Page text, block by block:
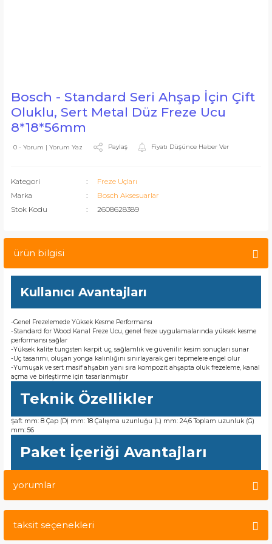
Bosch - Standard Seri Ahşap İçin Çift
Oluklu, Sert Metal Düz Freze Ucu
8*18*56mm
0 - Yorum | Yorum Yaz Paylaş Fiyatı Düşünce Haber Ver
Kategori
Freze Uçları
Marka
Bosch Aksesuarlar
Stok Kodu
2608628389
ürün bilgisi
Kullanıcı Avantajları
-Genel Frezelemede Yüksek Kesme Performansı
-Standard for Wood Kanal Freze Ucu, genel freze uygulamalarında yüksek kesme
performansı sağlar
-Yüksek kalite tungsten karpit uç, sağlamlık ve güvenilir kesim sonuçları sunar
-Uç tasarımı, oluşan yonga kalınlığını sınırlayarak geri tepmelere engel olur
-Yumuşak ve sert masif ahşabın yanı sıra kompozit ahşapta oluk frezeleme, kanal
açma ve birleştirme için tasarlanmıştır
Teknik Özellikler
Şaft mm: 8 Çap (D) mm: 18 Çalışma uzunluğu (L) mm: 24,6 Toplam uzunluk (G)
mm: 56
Paket İçeriği Avantajları
yorumlar
taksit seçenekleri